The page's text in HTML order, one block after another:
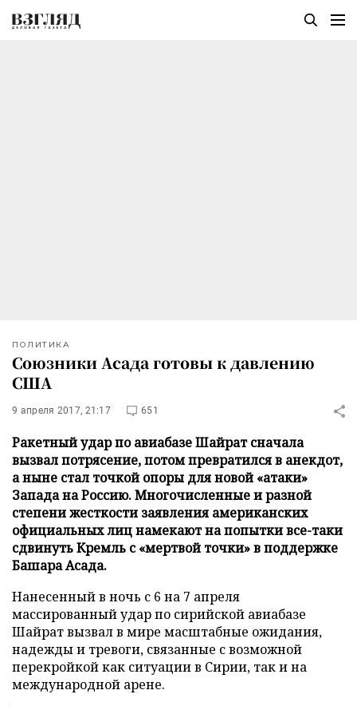
ПОЛИТИКА
Союзники Асада готовы к давлению
США
9 апреля 2017, 21:17 651
Ракетный удар по авиабазе Шайрат сначала
вызвал потрясение, потом превратился в анекдот,
а ныне стал точкой опоры для новой «атаки»
Запада на Россию. Многочисленные и разной
степени жесткости заявления американских
официальных лиц намекают на попытки все-таки
сдвинуть Кремль с «мертвой точки» в поддержке
Башара Асада.
Нанесенный в ночь с 6 на 7 апреля
массированный удар по сирийской авиабазе
Шайрат вызвал в мире масштабные ожидания,
надежды и тревоги, связанные с возможной
перекройкой как ситуации в Сирии, так и на
международной арене.